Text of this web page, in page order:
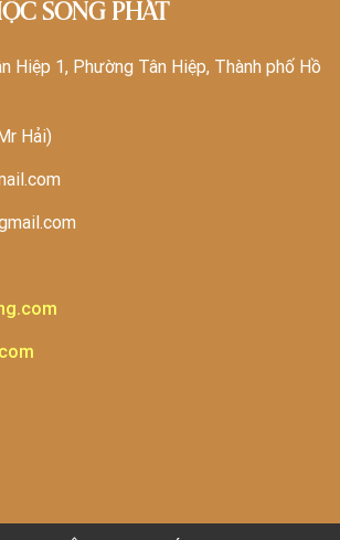
SONG PHÁT
Hiệp 1, Phường Tân Hiệp, Thành phố Hồ
Hải)